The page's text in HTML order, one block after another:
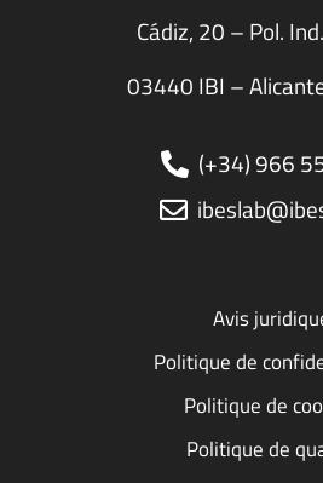
Cádiz, 20 – Pol.
03440 IBI –
(+34) 966
Avis
Politique de
Politique de
Politique de